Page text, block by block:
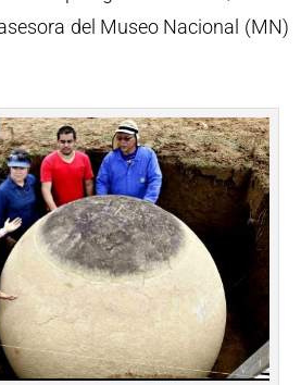
del Museo Nacional (MN)